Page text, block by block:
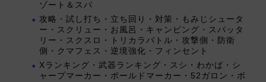
ゾート＆スパ
攻略・試し打ち・立ち回り・対策・もみじシュータ
ー・スクリュー・お風呂・キャンピング・スパッタ
リー・スクスロ・トリカラバトル・攻撃側・防衛
側・クマフェス・逆境強化・フィンセント
Xランキング・武器ランキング・スシ・わかば・シ
ャープマーカー・ボールドマーカー・52ガロン・ボ